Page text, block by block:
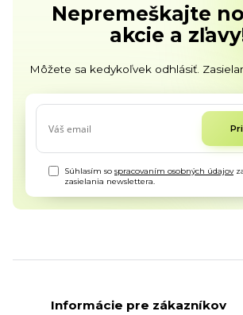
Nepremeškajte
akcie a
Môžete sa kedykoľvek odhlásiť.
Súhlasím sospracovaním osobných údajov
zasielania newslettera.
Informácie pre zákazníkov